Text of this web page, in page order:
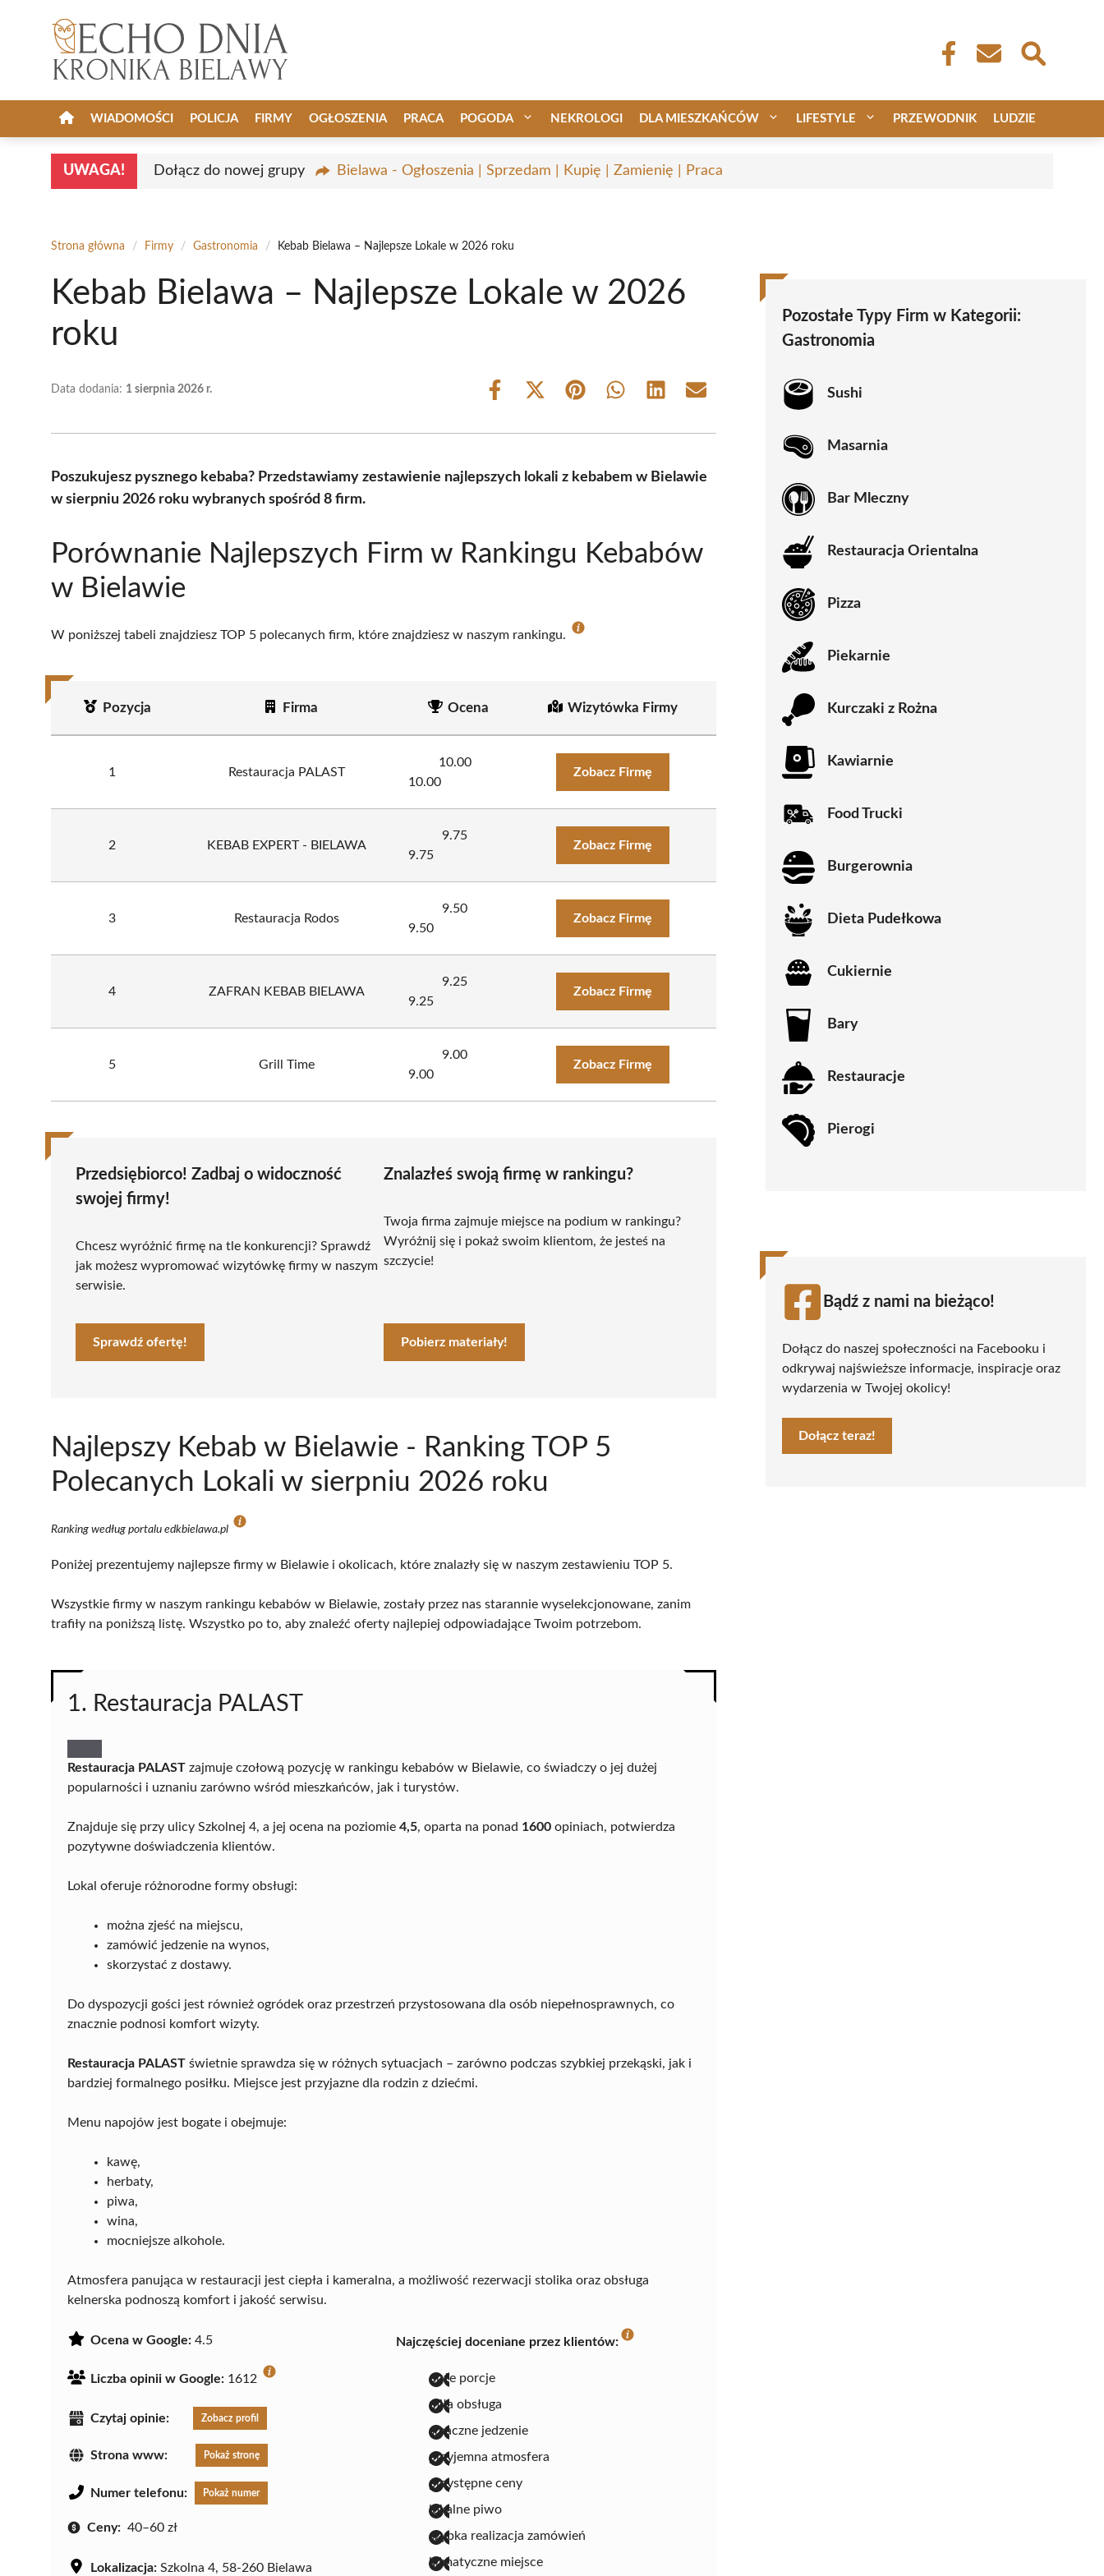
WIADOMOŚCI POLICJA FIRMY OGŁOSZENIA PRACA POGODA NEKROLOGI DLA MIESZKAŃCÓW LIFESTYLE PRZEWODNIK LUDZIE
UWAGA! Dołącz do nowej grupy Bielawa - Ogłoszenia | Sprzedam | Kupię | Zamienię | Praca
Strona główna / Firmy / Gastronomia / Kebab Bielawa – Najlepsze Lokale w 2026 roku
Kebab Bielawa – Najlepsze Lokale w 2026
roku
Data dodania: 1 sierpnia 2026 r.
Share
Share
(Twitter)
Share Share Share Share
Poszukujesz pysznego kebaba? Przedstawiamy zestawienie najlepszych lokali z kebabem w Bielawie
w sierpniu 2026 roku wybranych spośród 8 firm.
Porównanie Najlepszych Firm w Rankingu Kebabów
w Bielawie
W poniższej tabeli znajdziesz TOP 5 polecanych firm, które znajdziesz w naszym rankingu.
Pozycja Firma Ocena Wizytówka Firmy
1 Restauracja PALAST
10.00
10.00
Zobacz Firmę
2 KEBAB EXPERT - BIELAWA
9.75
9.75
Zobacz Firmę
3 Restauracja Rodos
9.50
9.50
Zobacz Firmę
4 ZAFRAN KEBAB BIELAWA
9.25
9.25
Zobacz Firmę
5 Grill Time
9.00
9.00
Zobacz Firmę
Przedsiębiorco! Zadbaj o widoczność
swojej firmy!
Chcesz wyróżnić firmę na tle konkurencji? Sprawdź
jak możesz wypromować wizytówkę firmy w naszym
serwisie.
Sprawdź ofertę!
Znalazłeś swoją firmę w rankingu?
Twoja firma zajmuje miejsce na podium w rankingu?
Wyróżnij się i pokaż swoim klientom, że jesteś na
szczycie!
Pobierz materiały!
Najlepszy Kebab w Bielawie - Ranking TOP 5
Polecanych Lokali w sierpniu 2026 roku
Ranking według portalu edkbielawa.pl
Poniżej prezentujemy najlepsze firmy w Bielawie i okolicach, które znalazły się w naszym zestawieniu TOP 5.
Wszystkie firmy w naszym rankingu kebabów w Bielawie, zostały przez nas starannie wyselekcjonowane, zanim
trafiły na poniższą listę. Wszystko po to, aby znaleźć oferty najlepiej odpowiadające Twoim potrzebom.
1. Restauracja PALAST
Restauracja PALAST zajmuje czołową pozycję w rankingu kebabów w Bielawie, co świadczy o jej dużej
popularności i uznaniu zarówno wśród mieszkańców, jak i turystów.
Znajduje się przy ulicy Szkolnej 4, a jej ocena na poziomie 4,5, oparta na ponad 1600 opiniach, potwierdza
pozytywne doświadczenia klientów.
Lokal oferuje różnorodne formy obsługi:
można zjeść na miejscu,
zamówić jedzenie na wynos,
skorzystać z dostawy.
Do dyspozycji gości jest również ogródek oraz przestrzeń przystosowana dla osób niepełnosprawnych, co
znacznie podnosi komfort wizyty.
Restauracja PALAST świetnie sprawdza się w różnych sytuacjach – zarówno podczas szybkiej przekąski, jak i
bardziej formalnego posiłku. Miejsce jest przyjazne dla rodzin z dziećmi.
Menu napojów jest bogate i obejmuje:
kawę,
herbaty,
piwa,
wina,
mocniejsze alkohole.
Atmosfera panująca w restauracji jest ciepła i kameralna, a możliwość rezerwacji stolika oraz obsługa
kelnerska podnoszą komfort i jakość serwisu.
Ocena w Google: 4.5
Liczba opinii w Google: 1612
Czytaj opinie: Zobacz profil
Strona www: Pokaż stronę
Numer telefonu: Pokaż numer
Ceny: 40–60 zł
Lokalizacja: Szkolna 4, 58-260 Bielawa
Najczęściej doceniane przez klientów:
duże porcje
miła obsługa
smaczne jedzenie
przyjemna atmosfera
przystępne ceny
lokalne piwo
szybka realizacja zamówień
klimatyczne miejsce
Pozostałe Typy Firm w Kategorii:
Gastronomia
Sushi
Masarnia
Bar Mleczny
Restauracja Orientalna
Pizza
Piekarnie
Kurczaki z Rożna
Kawiarnie
Food Trucki
Burgerownia
Dieta Pudełkowa
Cukiernie
Bary
Restauracje
Pierogi
Bądź z nami na bieżąco!
Dołącz do naszej społeczności na Facebooku i
odkrywaj najświeższe informacje, inspiracje oraz
wydarzenia w Twojej okolicy!
Dołącz teraz!